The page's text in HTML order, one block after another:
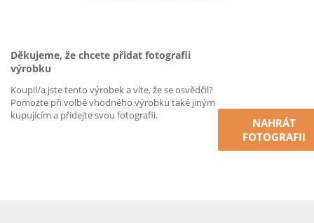
Děkujeme, že chcete přidat fotografii
výrobku
Koupil/a jste tento výrobek a víte, že se osvědčil?
Pomozte při volbě vhodného výrobku také jiným
kupujícím a přidejte svou fotografii.
NAHRÁT
FOTOGRAFII